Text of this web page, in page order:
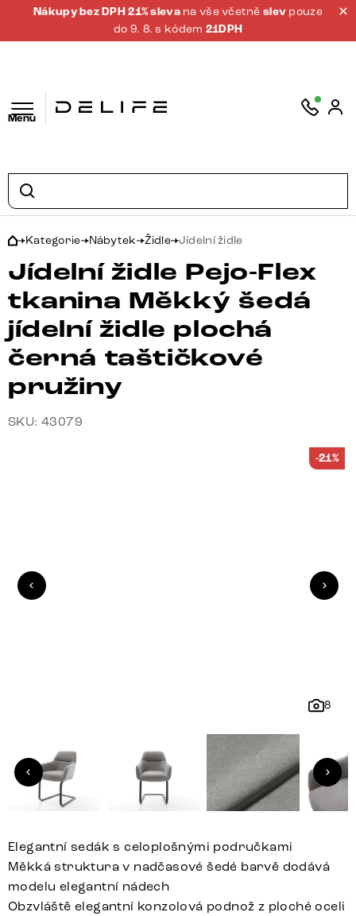
Nákupy bez DPH 21% sleva na vše včetněslev pouze
do 9. 8. s kódem 21DPH
Menu
Kategorie Nábytek Židle Jídelní židle
Jídelní židle Pejo-Flex
tkanina Měkký šedá
jídelní židle plochá
černá taštičkové
pružiny
SKU: 43079
8
-21%
Elegantní sedák s celoplošnými područkami
Měkká struktura v nadčasové šedé barvě dodává
modelu elegantní nádech
Obzvláště elegantní konzolová podnož z ploché oceli